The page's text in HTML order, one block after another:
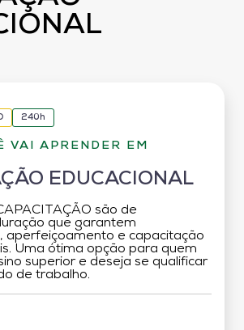
240h
VAI APRENDER EM
EDUCACIONAL
são de
que garantem
aperfeiçoamento e capacitação
Uma ótima opção para quem
superior e deseja se qualificar
de trabalho.